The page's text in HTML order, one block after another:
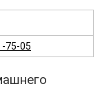
75-05